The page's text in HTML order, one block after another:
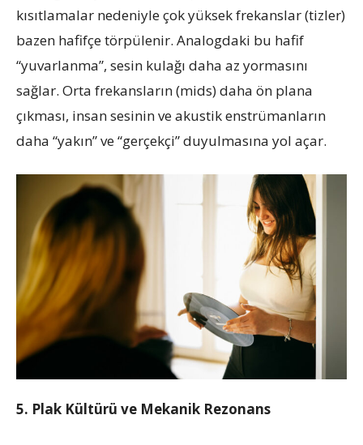
kısıtlamalar nedeniyle çok yüksek frekanslar (tizler)
bazen hafifçe törpülenir. Analogdaki bu hafif
“yuvarlanma”, sesin kulağı daha az yormasını
sağlar. Orta frekansların (mids) daha ön plana
çıkması, insan sesinin ve akustik enstrümanların
daha “yakın” ve “gerçekçi” duyulmasına yol açar.
5. Plak Kültürü ve Mekanik Rezonans